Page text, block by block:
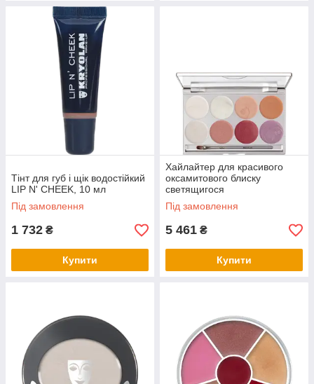
Тінт для губ і щік водостійкий
LIP N' CHEEK, 10 мл
Під замовлення
1 732 ₴
Купити
Хайлайтер для красивого
оксамитового блиску
светящигося
Під замовлення
5 461 ₴
Купити